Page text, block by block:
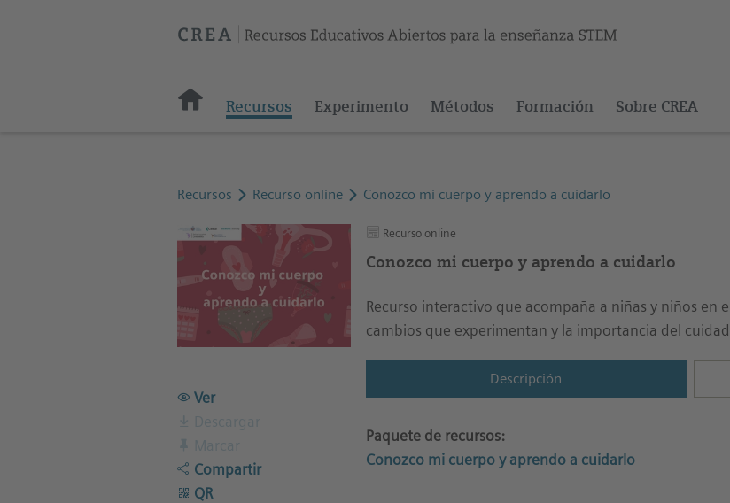
Recursos Experimento Métodos Formación Sobre CREA
Recursos Recurso online Conozco mi cuerpo y aprendo a cuidarlo
Ver
Compartir
QR
Recurso online
Conozco mi cuerpo y aprendo a cuidarlo
Recurso interactivo que acompaña a niñas y niños en
cambios que experimentan y la importancia del
Descripción
Paquete de recursos:
Conozco mi cuerpo y aprendo a cuidarlo